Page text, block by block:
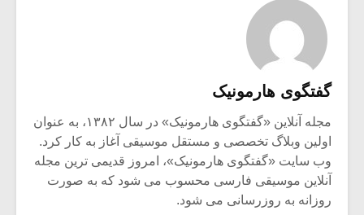
گفتگوی هارمونیک
مجله آنلاین «گفتگوی هارمونیک» در سال ۱۳۸۲، به عنوان
اولین وبلاگ تخصصی و مستقل موسیقی آغاز به کار کرد.
وب سایت «گفتگوی هارمونیک»، امروز قدیمی ترین مجله
آنلاین موسیقی فارسی محسوب می شود که به صورت
روزانه به روزرسانی می شود.